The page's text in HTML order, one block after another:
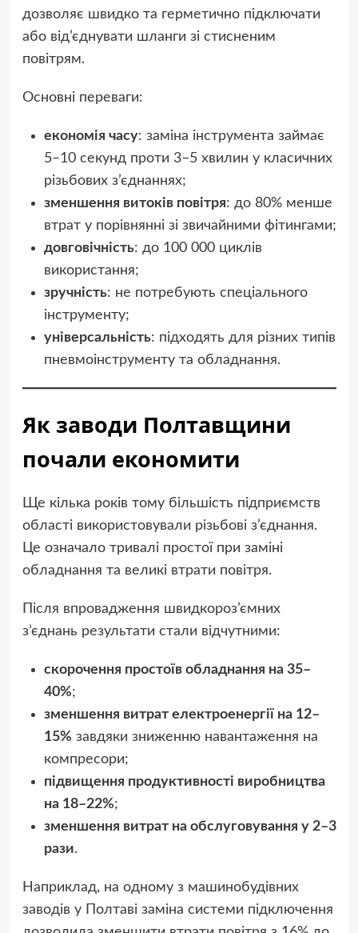
дозволяє швидко та герметично підключати
або від’єднувати шланги зі стисненим
повітрям.
Основні переваги:
економія часу: заміна інструмента займає
5–10 секунд проти 3–5 хвилин у класичних
різьбових з’єднаннях;
зменшення витоків повітря: до 80% менше
втрат у порівнянні зі звичайними фітингами;
довговічність: до 100 000 циклів
використання;
зручність: не потребують спеціального
інструменту;
універсальність: підходять для різних типів
пневмоінструменту та обладнання.
Як заводи Полтавщини
почали економити
Ще кілька років тому більшість підприємств
області використовували різьбові з’єднання.
Це означало тривалі простої при заміні
обладнання та великі втрати повітря.
Після впровадження швидкороз’ємних
з’єднань результати стали відчутними:
скорочення простоїв обладнання на 35–
40%;
зменшення витрат електроенергії на 12–
15% завдяки зниженню навантаження на
компресори;
підвищення продуктивності виробництва
на 18–22%;
зменшення витрат на обслуговування у 2–3
рази.
Наприклад, на одному з машинобудівних
заводів у Полтаві заміна системи підключення